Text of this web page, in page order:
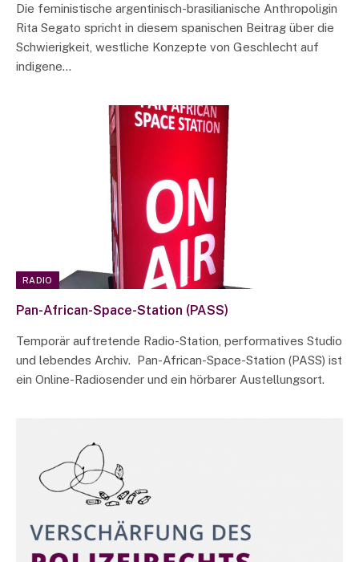
Die feministische argentinisch-brasilianische Anthropoligin
Rita Segato spricht in diesem spanischen Beitrag über die
Schwierigkeit, westliche Konzepte von Geschlecht auf
indigene…
RADIO
Pan-African-Space-Station (PASS)
Temporär auftretende Radio-Station, performatives Studio
und lebendes Archiv. Pan-African-Space-Station (PASS) ist
ein Online-Radiosender und ein hörbarer Austellungsort.